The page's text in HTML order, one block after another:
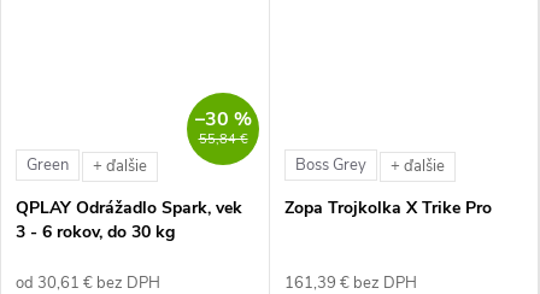
55,84 €
–30 %
Green + ďalšie
QPLAY Odrážadlo Spark, vek
3 - 6 rokov, do 30 kg
od 30,61 € bez DPH
Boss Grey + ďalšie
Zopa Trojkolka X Trike Pro
161,39 € bez DPH